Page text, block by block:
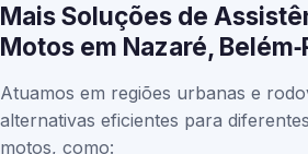
Mais Soluções de
Motos em Nazaré,
Atuamos em regiões urbanas e
alternativas eficientes para
motos, como: